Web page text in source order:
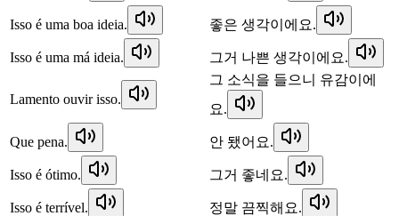
Isso é uma boa ideia. 좋은 생각이에요.
Isso é uma má ideia. 그거 나쁜 생각이에요.
Lamento ouvir isso.
그 소식을 들으니 유감이에
요.
Que pena. 안 됐어요.
Isso é ótimo. 그거 좋네요.
Isso é terrível. 정말 끔찍해요.